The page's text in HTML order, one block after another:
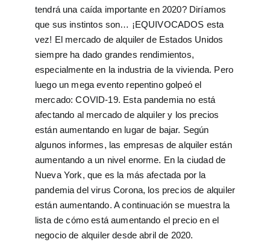
tendrá una caída importante en 2020? Diríamos
que sus instintos son… ¡EQUIVOCADOS esta
vez! El mercado de alquiler de Estados Unidos
siempre ha dado grandes rendimientos,
especialmente en la industria de la vivienda. Pero
luego un mega evento repentino golpeó el
mercado: COVID-19. Esta pandemia no está
afectando al mercado de alquiler y los precios
están aumentando en lugar de bajar. Según
algunos informes, las empresas de alquiler están
aumentando a un nivel enorme. En la ciudad de
Nueva York, que es la más afectada por la
pandemia del virus Corona, los precios de alquiler
están aumentando. A continuación se muestra la
lista de cómo está aumentando el precio en el
negocio de alquiler desde abril de 2020.